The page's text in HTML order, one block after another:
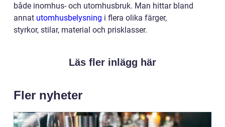
både inomhus- och utomhusbruk. Man hittar bland
annat utomhusbelysning i flera olika färger,
styrkor, stilar, material och prisklasser.
Läs fler inlägg här
Fler nyheter